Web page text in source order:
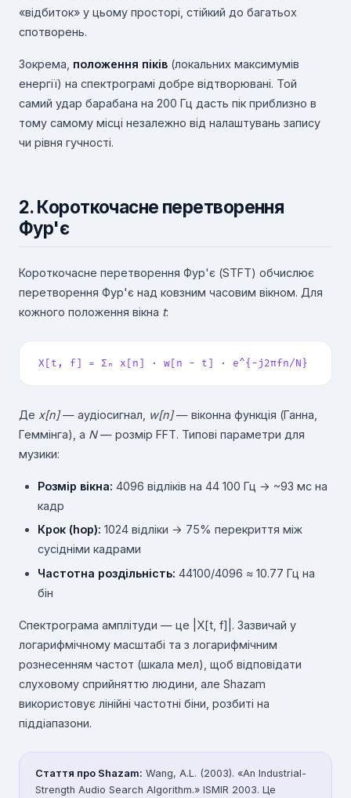
«відбиток» у цьому просторі, стійкий до багатьох
спотворень.
Зокрема, положення піків (локальних максимумів
енергії) на спектрограмі добре відтворювані. Той
самий удар барабана на 200 Гц дасть пік приблизно в
тому самому місці незалежно від налаштувань запису
чи рівня гучності.
2. Короткочасне перетворення
Фур'є
Короткочасне перетворення Фур'є (STFT) обчислює
перетворення Фур'є над ковзним часовим вікном. Для
кожного положення вікна t:
X[t, f] = Σₙ x[n] · w[n − t] · e^{−j2πfn/N}
Де x[n]— аудіосигнал, w[n]— віконна функція (Ганна,
Геммінга), а N— розмір FFT. Типові параметри для
музики:
Розмір вікна: 4096 відліків на 44 100 Гц → ~93 мс на
кадр
Крок (hop): 1024 відліки → 75% перекриття між
сусідніми кадрами
Частотна роздільність: 44100/4096 ≈ 10.77 Гц на
бін
Спектрограма амплітуди — це |X[t, f]|. Зазвичай у
логарифмічному масштабі та з логарифмічним
рознесенням частот (шкала мел), щоб відповідати
слуховому сприйняттю людини, але Shazam
використовує лінійні частотні біни, розбиті на
піддіапазони.
Стаття про Shazam: Wang, A.L. (2003). «An Industrial-
Strength Audio Search Algorithm.» ISMIR 2003. Це